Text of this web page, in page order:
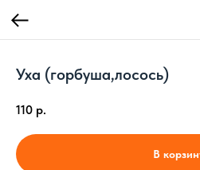
Уха (горбуша,лосось)
110 р.
В